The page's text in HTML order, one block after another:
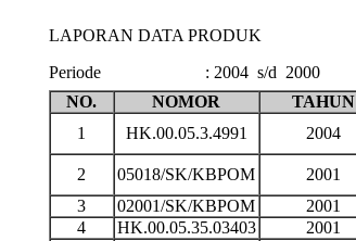
LAPORAN DATA PRODUK
Periode
: 2004 s/d 2000
NO.
NOMOR TAHUN
1
HK.00.05.3.4991 2004
2 05018/SK/KBPOM 2001
3
02001/SK/KBPOM 2001
4
HK.00.05.35.03403 2001